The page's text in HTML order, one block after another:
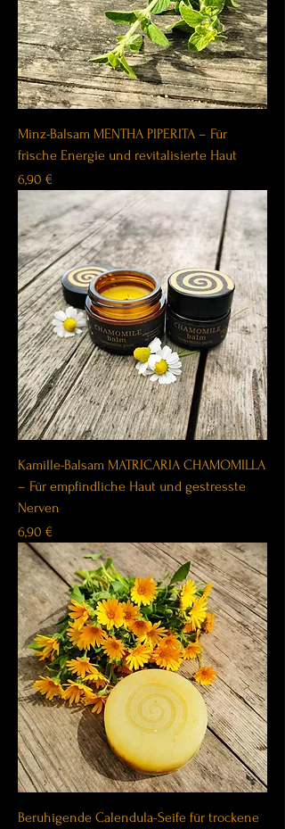
Minz-Balsam MENTHA PIPERITA – Für
frische Energie und revitalisierte Haut
Price
6,90 €
Kamille-Balsam MATRICARIA CHAMOMILLA
– Für empfindliche Haut und gestresste
Nerven
Price
6,90 €
Beruhigende Calendula-Seife für trockene